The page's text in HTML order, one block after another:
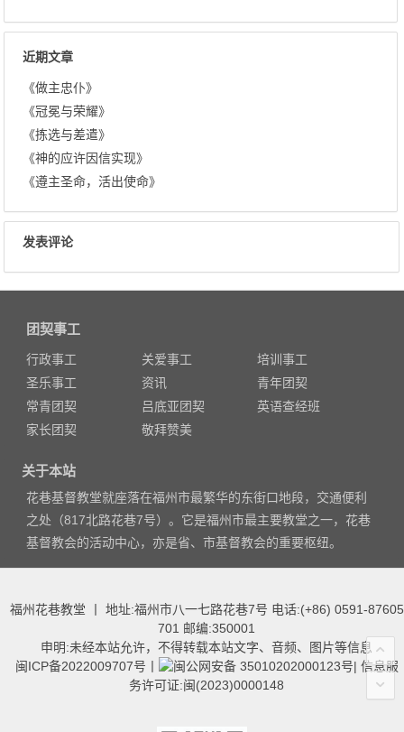
近期文章
《做主忠仆》
《冠冕与荣耀》
《拣选与差遣》
《神的应许因信实现》
《遵主圣命，活出使命》
发表评论
团契事工
行政事工 关爱事工
培训事工
圣乐事工
资讯
青年团契
常青团契
吕底亚团契
英语查经班
家长团契
敬拜赞美
关于本站
花巷基督教堂就座落在福州市最繁华的东街口地段，交通便利
之处（817北路花巷7号）。它是福州市最主要教堂之一，花巷
基督教会的活动中心，亦是省、市基督教会的重要枢纽。
福州花巷教堂 丨 地址:福州市八一七路花巷7号 电话:(+86) 0591-87605
701 邮编:350001
申明:未经本站允许，不得转载本站文字、音频、图片等信息
闽ICP备2022009707号
闽公网安备 35010202000123号| 信息服
务许可证:闽(2023)0000148